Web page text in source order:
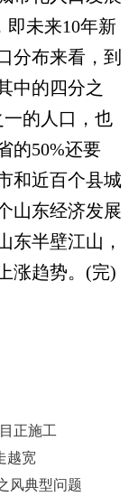
即未来10年新
分布来看，到
中的四分之
的人口，也
的50%还要
和近百个县城
山东经济发展
东半壁江山，
涨趋势。(完)
正施工
越宽
风典型问题